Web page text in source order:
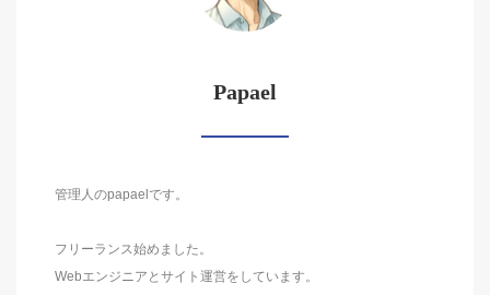
Papael
管理人のpapaelです。
フリーランス始めました。
Webエンジニアとサイト運営をしています。